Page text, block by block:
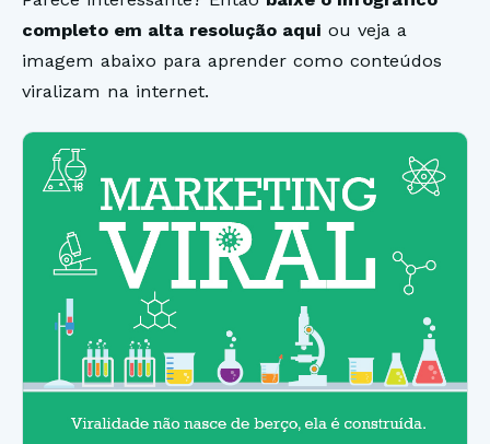
completo em alta resolução aqui ou veja a
imagem abaixo para aprender como conteúdos
viralizam na internet.